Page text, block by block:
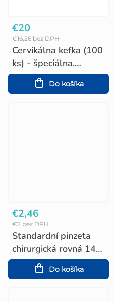
Cervikálna kefka (100
ks) - špeciálna,
sterilná
€16,26 bez DPH
€20
Do košíka
Standardní pinzeta
chirurgická rovná 14
cm
€2 bez DPH
€2,46
Do košíka